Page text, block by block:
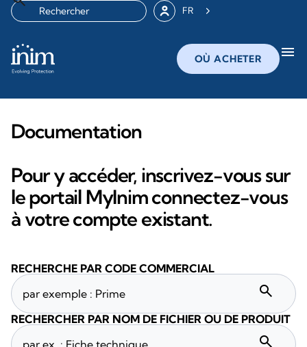
FR
OÙ ACHETER menu
Documentation
Pour y accéder, inscrivez-vous sur
le portail MyInim connectez-vous
à votre compte existant.
RECHERCHE PAR CODE COMMERCIAL
search
RECHERCHER PAR NOM DE FICHIER OU DE PRODUIT
search